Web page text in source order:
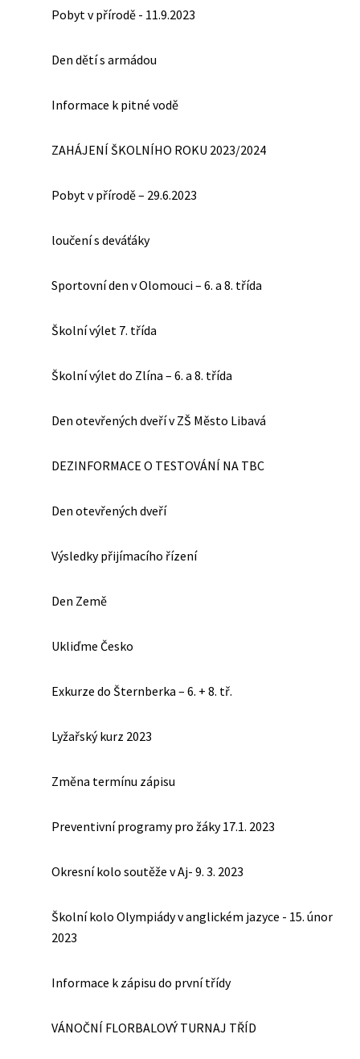
Pobyt v přírodě - 11.9.2023
Den dětí s armádou
Informace k pitné vodě
ZAHÁJENÍ ŠKOLNÍHO ROKU 2023/2024
Pobyt v přírodě – 29.6.2023
loučení s deváťáky
Sportovní den v Olomouci – 6. a 8. třída
Školní výlet 7. třída
Školní výlet do Zlína – 6. a 8. třída
Den otevřených dveří v ZŠ Město Libavá
DEZINFORMACE O TESTOVÁNÍ NA TBC
Den otevřených dveří
Výsledky přijímacího řízení
Den Země
Ukliďme Česko
Exkurze do Šternberka – 6. + 8. tř.
Lyžařský kurz 2023
Změna termínu zápisu
Preventivní programy pro žáky 17.1. 2023
Okresní kolo soutěže v Aj- 9. 3. 2023
Školní kolo Olympiády v anglickém jazyce - 15. únor
2023
Informace k zápisu do první třídy
VÁNOČNÍ FLORBALOVÝ TURNAJ TŘÍD